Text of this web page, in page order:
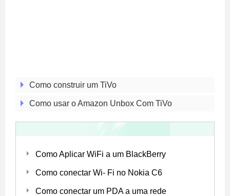
Como construir um TiVo
Como usar o Amazon Unbox Com TiVo
Como Aplicar WiFi a um BlackBerry
Como conectar Wi- Fi no Nokia C6
Como conectar um PDA a uma rede